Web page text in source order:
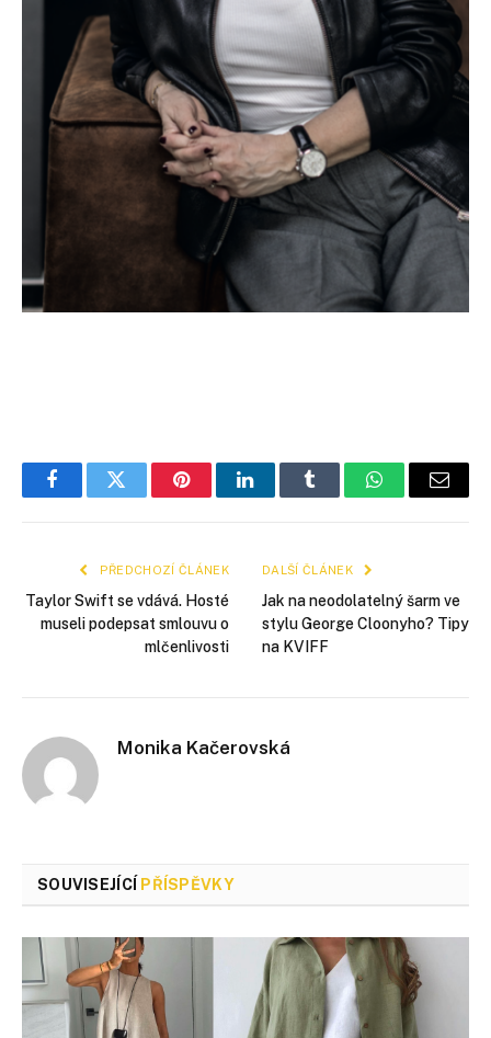
FacebookTwitter PinterestLinkedInTumblr WhatsApp
E-
PŘEDCHOZÍ ČLÁNEK
Taylor Swift se vdává. Hosté
museli podepsat smlouvu o
mlčenlivosti
DALŠÍ ČLÁNEK
Jak na neodolatelný šarm ve
stylu George Cloonyho? Tipy
na KVIFF
Monika Kačerovská
SOUVISEJÍCÍ PŘÍSPĚVKY